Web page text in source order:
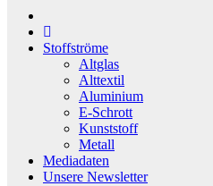
Stoffströme
Altglas
Alttextil
Aluminium
E-Schrott
Kunststoff
Metall
Mediadaten
Unsere Newsletter